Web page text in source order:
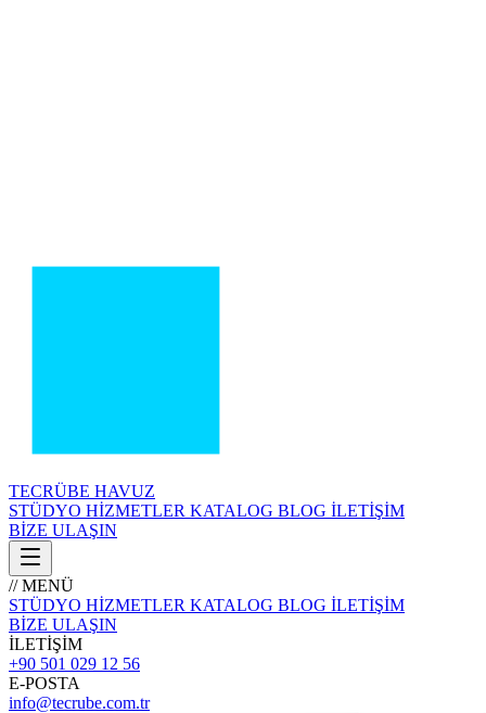
TECRÜBE HAVUZ
STÜDYO HİZMETLER KATALOG BLOG İLETİŞİM
BİZE ULAŞIN
// MENÜ
STÜDYO HİZMETLER KATALOG BLOG İLETİŞİM
BİZE ULAŞIN
İLETİŞİM
+90 501 029 12 56
E-POSTA
info@tecrube.com.tr